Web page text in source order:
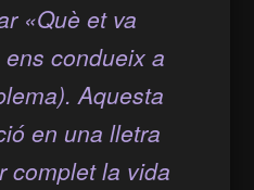
«Què et va
condueix a
Aquesta
en una lletra
complet la vida